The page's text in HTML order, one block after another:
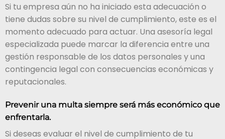
Si tu empresa aún no ha iniciado esta adecuación o
tiene dudas sobre su nivel de cumplimiento, este es el
momento adecuado para actuar. Una asesoría legal
especializada puede marcar la diferencia entre una
gestión responsable de los datos personales y una
contingencia legal con consecuencias económicas y
reputacionales.
Prevenir una multa siempre será más económico que
enfrentarla.
Si deseas evaluar el nivel de cumplimiento de tu